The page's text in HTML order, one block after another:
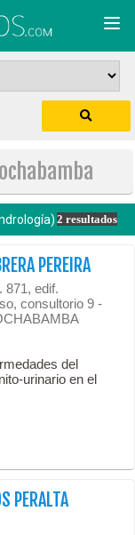
2 resultados
PEREIRA
edif.
consultorio 9 -
del
urinario en el
PERALTA